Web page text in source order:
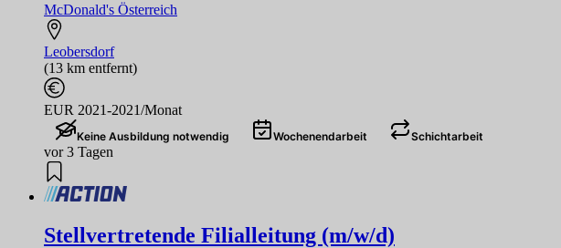
McDonald's Österreich
Leobersdorf
(13 km entfernt)
EUR 2021-2021/Monat
Keine Ausbildung notwendig Wochenendarbeit Schichtarbeit
vor 3 Tagen
Stellvertretende Filialleitung (m/w/d)